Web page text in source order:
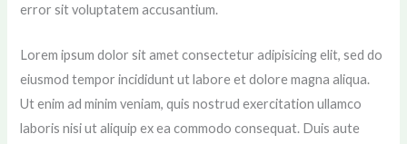
error sit voluptatem accusantium.
Lorem ipsum dolor sit amet consectetur adipisicing elit, sed do
eiusmod tempor incididunt ut labore et dolore magna aliqua.
Ut enim ad minim veniam, quis nostrud exercitation ullamco
laboris nisi ut aliquip ex ea commodo consequat. Duis aute